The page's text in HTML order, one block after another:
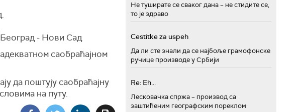
- Нови Сад
саобраћајном
да поштују саобраћајну
на путу.
Не туширате се сваког дана – не стидите се,
то је здраво
Cestitke za uspeh
Да ли сте знали да се најбоље грамофонске
ручице производе у Србији
Re: Eh...
Лесковачка спржа – производ са
заштићеним географским пореклом